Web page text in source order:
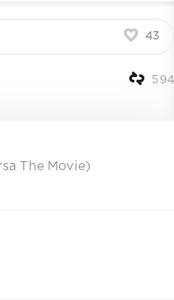
43
594
The Movie)